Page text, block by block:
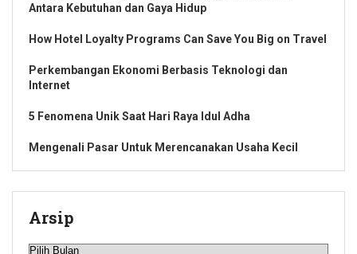
Antara Kebutuhan dan Gaya Hidup
How Hotel Loyalty Programs Can Save You Big on Travel
Perkembangan Ekonomi Berbasis Teknologi dan
Internet
5 Fenomena Unik Saat Hari Raya Idul Adha
Mengenali Pasar Untuk Merencanakan Usaha Kecil
Arsip
Arsip